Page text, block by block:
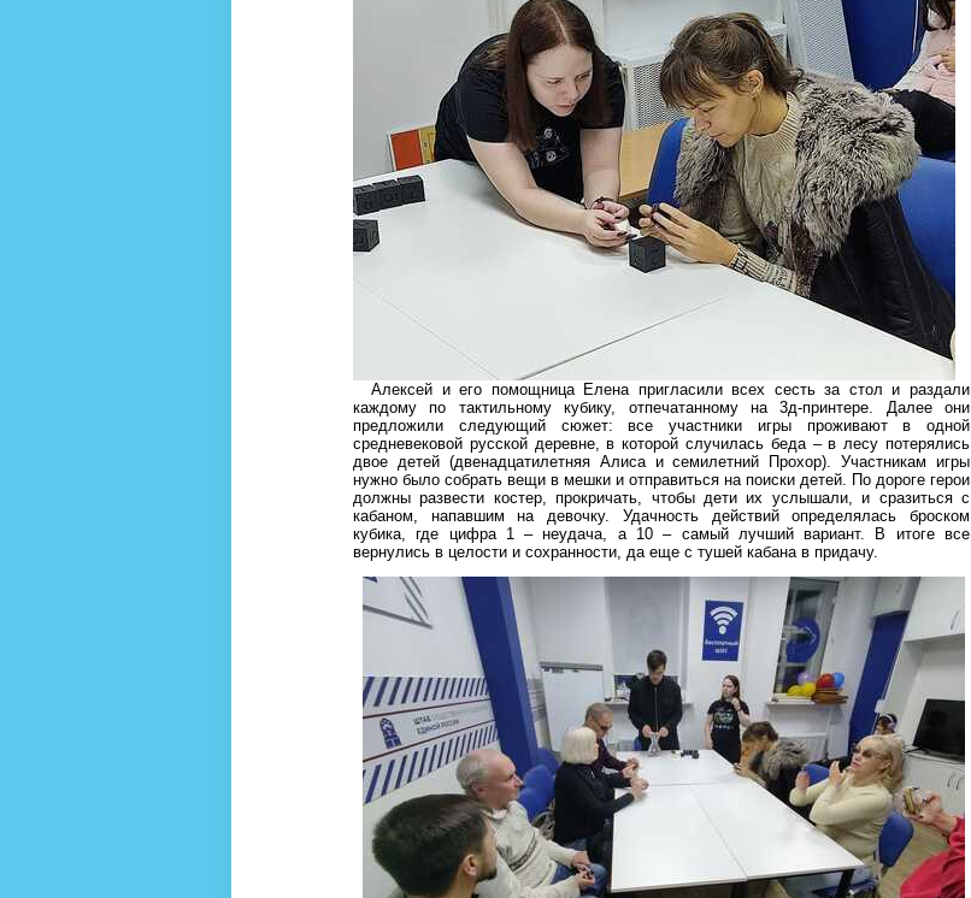
Алексей и его помощница Елена пригласили всех сесть за стол и раздали
каждому по тактильному кубику, отпечатанному на 3д-принтере. Далее они
предложили следующий сюжет: все участники игры проживают в одной
средневековой русской деревне, в которой случилась беда – в лесу потерялись
двое детей (двенадцатилетняя Алиса и семилетний Прохор). Участникам игры
нужно было собрать вещи в мешки и отправиться на поиски детей. По дороге герои
должны развести костер, прокричать, чтобы дети их услышали, и сразиться с
кабаном, напавшим на девочку. Удачность действий определялась броском
кубика, где цифра 1 – неудача, а 10 – самый лучший вариант. В итоге все
вернулись в целости и сохранности, да еще с тушей кабана в придачу.